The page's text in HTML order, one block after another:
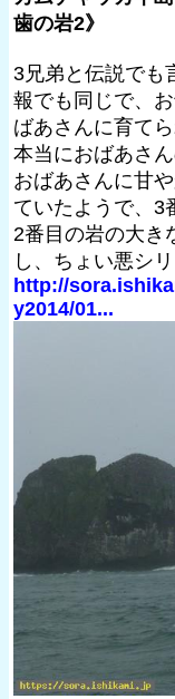
歯の岩2》
3兄弟と伝説でも
報でも同じで、
ばあさんに育て
本当におばあさ
おばあさんに甘
ていたようで、3
2番目の岩の大き
し、ちょい悪シ
http://
y2014/01...